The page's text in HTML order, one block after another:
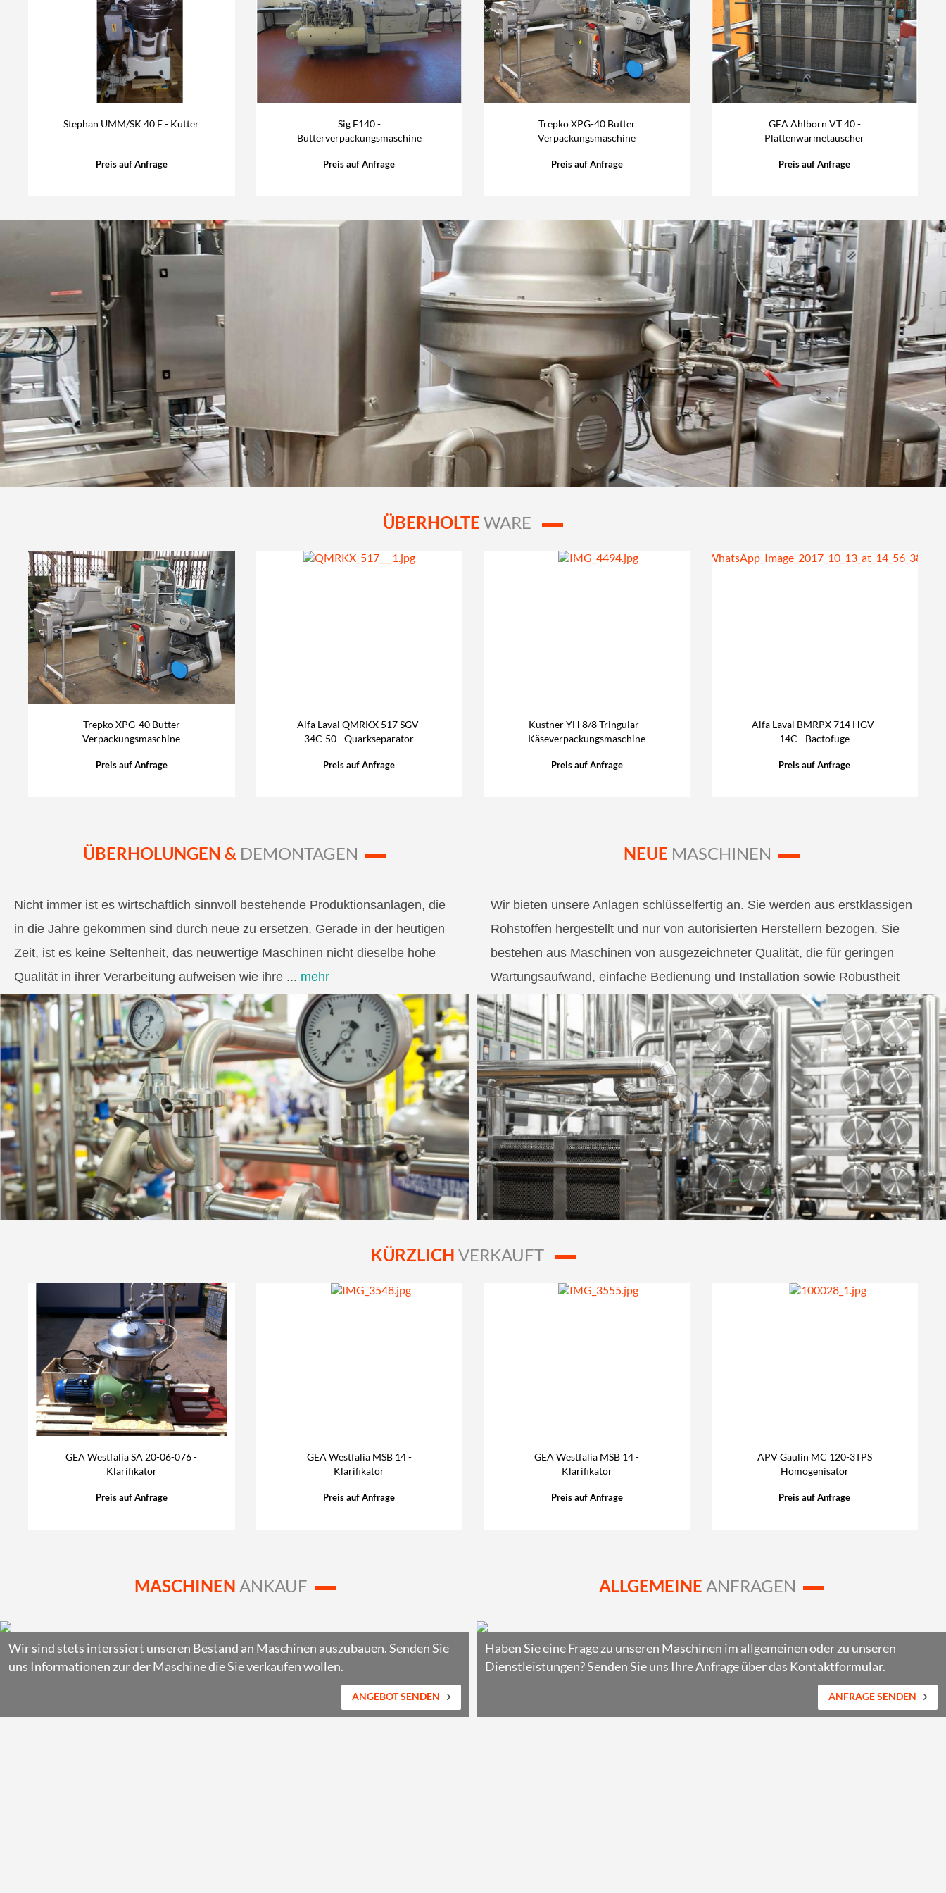
Stephan UMM/SK 40 E - Kutter
Preis auf Anfrage
Sig F140 -
Butterverpackungsmaschine
Preis auf Anfrage
Trepko XPG-40 Butter
Verpackungsmaschine
Preis auf Anfrage
GEA Ahlborn VT 40 -
Plattenwärmetauscher
Preis auf Anfrage
ÜBERHOLTE WARE
Trepko XPG-40 Butter
Verpackungsmaschine
Preis auf Anfrage
Alfa Laval QMRKX 517 SGV-
34C-50 - Quarkseparator
Preis auf Anfrage
Kustner YH 8/8 Tringular -
Käseverpackungsmaschine
Preis auf Anfrage
Alfa Laval BMRPX 714 HGV-
14C - Bactofuge
Preis auf Anfrage
ÜBERHOLUNGEN & DEMONTAGEN NEUE MASCHINEN
Wir bieten unsere Anlagen schlüsselfertig an. Sie werden aus erstklassigen
Rohstoffen hergestellt und nur von autorisierten Herstellern bezogen. Sie
bestehen aus Maschinen von ausgezeichneter Qualität, die für geringen
Wartungsaufwand, einfache Bedienung und Installation sowie Robustheit
bekannt sind ...
mehr
Nicht immer ist es wirtschaftlich sinnvoll bestehende Produktionsanlagen, die
in die Jahre gekommen sind durch neue zu ersetzen. Gerade in der heutigen
Zeit, ist es keine Seltenheit, das neuwertige Maschinen nicht dieselbe hohe
Qualität in ihrer Verarbeitung aufweisen wie ihre ... mehr
KÜRZLICH VERKAUFT
GEA Westfalia SA 20-06-076 -
Klarifikator
Preis auf Anfrage
GEA Westfalia MSB 14 -
Klarifikator
Preis auf Anfrage
GEA Westfalia MSB 14 -
Klarifikator
Preis auf Anfrage
APV Gaulin MC 120-3TPS
Homogenisator
Preis auf Anfrage
MASCHINEN ANKAUF
Wir sind stets interssiert unseren Bestand an Maschinen auszubauen. Senden Sie
uns Informationen zur der Maschine die Sie verkaufen wollen.
ANGEBOT SENDEN
Haben Sie eine Frage zu unseren Maschinen im allgemeinen oder zu unseren
Dienstleistungen? Senden Sie uns Ihre Anfrage über das Kontaktformular.
ANFRAGE SENDEN
ALLGEMEINE ANFRAGEN